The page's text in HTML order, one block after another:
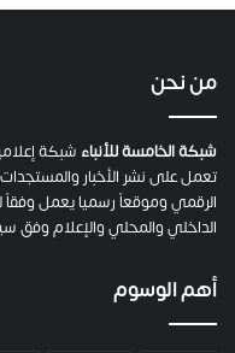
من نحن
شبكة الخامسة للأنباء شبكة
تعمل على نشر الأخبار
الرقمي وموقعاً رسميا يعمل وفقاً
الداخلي والمحلي والإعلام وفق
أهم الوسوم